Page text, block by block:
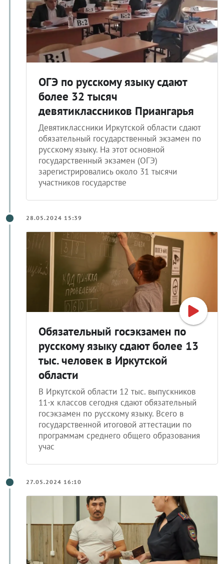
ОГЭ по русскому языку сдают
более 32 тысяч
девятиклассников Приангарья
Девятиклассники Иркутской области сдают
обязательный государственный экзамен по
русскому языку. На этот основной
государственный экзамен (ОГЭ)
зарегистрировались около 31 тысячи
участников государстве
28.05.2024 15:39
Обязательный госэкзамен по
русскому языку сдают более 13
тыс. человек в Иркутской
области
В Иркутской области 12 тыс. выпускников
11-х классов сегодня сдают обязательный
госэкзамен по русскому языку. Всего в
государственной итоговой аттестации по
программам среднего общего образования
учас
27.05.2024 16:10